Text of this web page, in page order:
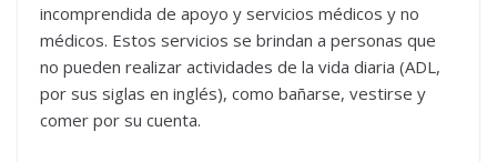
incomprendida de apoyo y servicios médicos y no
médicos. Estos servicios se brindan a personas que
no pueden realizar actividades de la vida diaria (ADL,
por sus siglas en inglés), como bañarse, vestirse y
comer por su cuenta.